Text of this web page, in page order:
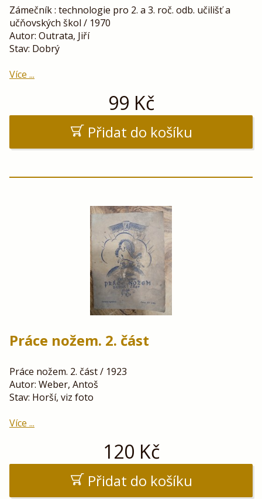
Zámečník : technologie pro 2. a 3. roč. odb. učilišť a
učňovských škol / 1970
Autor: Outrata, Jiří
Stav: Dobrý
Více ...
99 Kč
Přidat do košíku
Práce nožem. 2. část
Práce nožem. 2. část / 1923
Autor: Weber, Antoš
Stav: Horší, viz foto
Více ...
120 Kč
Přidat do košíku